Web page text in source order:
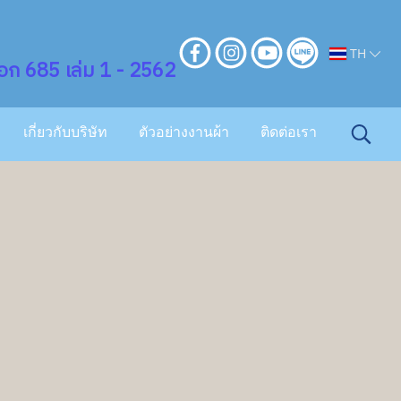
685 เล่ม 1 - 2562
TH
เกี่ยวกับบริษัท ตัวอย่างงานผ้า ติดต่อเรา